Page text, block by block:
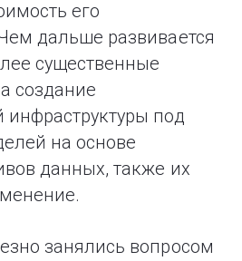
его
дальше развивается
существенные
создание
инфраструктуры под
на основе
данных, также их
занялись вопросом